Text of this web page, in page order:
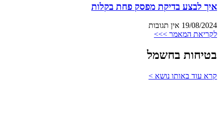
איך לבצע בדיקת מפסק פחת בקלות
19/08/2024 אין תגובות
לקריאת המאמר >>>
בטיחות בחשמל
קרא עוד באותו נושא >